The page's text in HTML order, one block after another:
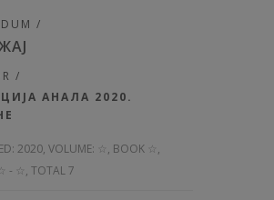
/
/
АНАЛА 2020.
2020, VOLUME: ☆ , BOOK ☆,
- ☆, TOTAL 7